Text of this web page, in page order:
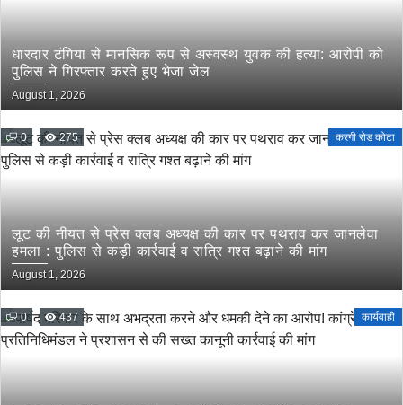
धारदार टंगिया से मानसिक रूप से अस्वस्थ युवक की हत्या: आरोपी को
पुलिस ने गिरफ्तार करते हुए भेजा जेल
August 1, 2026
0 275 करगी रोड कोटा
लूट की नीयत से प्रेस क्लब अध्यक्ष की कार पर पथराव कर जानलेवा
हमला : पुलिस से कड़ी कार्रवाई व रात्रि गश्त बढ़ाने की मांग
August 1, 2026
0 437 कार्यवाही